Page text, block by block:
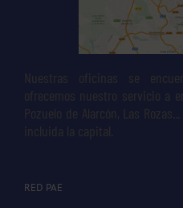
Nuestras oficinas se
ofrecemos nuestro servicio a
Pozuelo de Alarcón, Las
incluida la capital.
RED PAE